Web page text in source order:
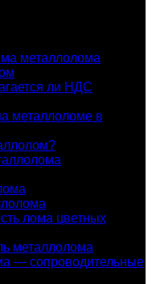
металлолома
ли НДС
металлоломе в
лома цветных
металлолома
— сопроводительные